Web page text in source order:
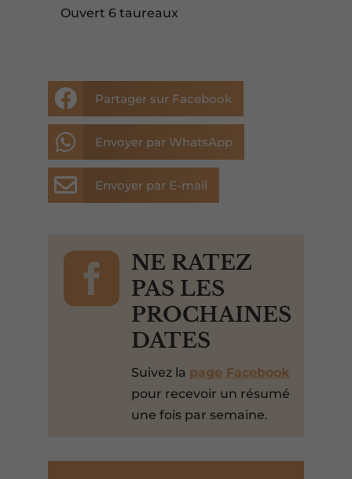
Ouvert 6 taureaux
 Partager sur Facebook
 Envoyer par WhatsApp
 Envoyer par E-mail

NE RATEZ
PAS LES
PROCHAINES
DATES
Suivez la page Facebook
pour recevoir un résumé
une fois par semaine.